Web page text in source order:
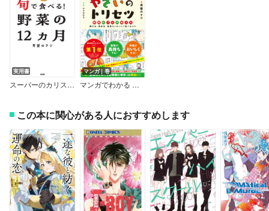
実用書
スーパーのカリスマバイヤー直伝！ 旬で食べる！野菜の12ヵ月（大和出版）
マンガ｜巻
マンガでわかる やさいのトリセツ 野菜のプロが教える選び方・保存法・無駄なくおいしく食べるコツ
この本に関心がある人におすすめします